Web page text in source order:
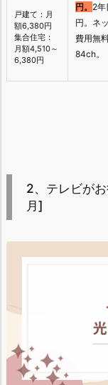
戸建て：月
額6,380円
集合住宅：
月額4,510～
6,380円
円。 2
円。ネ
費用無
84ch。
2、テレビが
月]